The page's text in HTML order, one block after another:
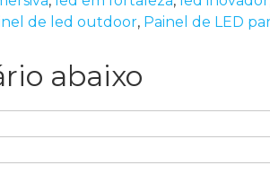
de led outdoor, Painel de LED
abaixo